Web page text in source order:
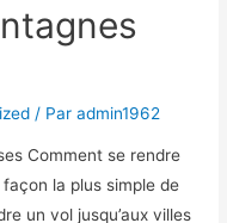
/ Paradmin1962
Comment se rendre
la plus simple de
un vol jusqu’aux villes